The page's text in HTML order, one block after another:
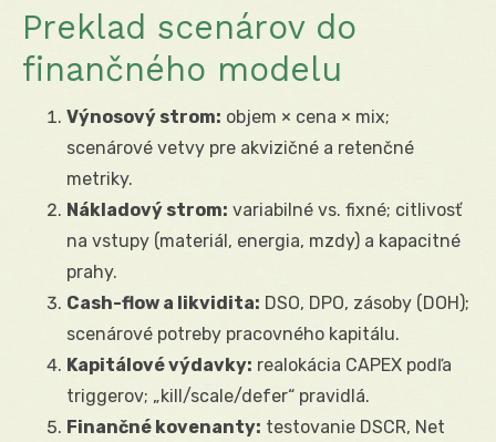
Preklad scenárov do
finančného modelu
Výnosový strom: objem × cena × mix;
scenárové vetvy pre akvizičné a retenčné
metriky.
Nákladový strom: variabilné vs. fixné; citlivosť
na vstupy (materiál, energia, mzdy) a kapacitné
prahy.
Cash-flow a likvidita: DSO, DPO, zásoby (DOH);
scenárové potreby pracovného kapitálu.
Kapitálové výdavky: realokácia CAPEX podľa
triggerov; „kill/scale/defer“ pravidlá.
Finančné kovenanty: testovanie DSCR, Net